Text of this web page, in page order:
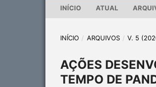
INÍCIO ATUAL
INÍCIO / ARQUIVOS / V. 5
AÇÕES
TEMPO DE